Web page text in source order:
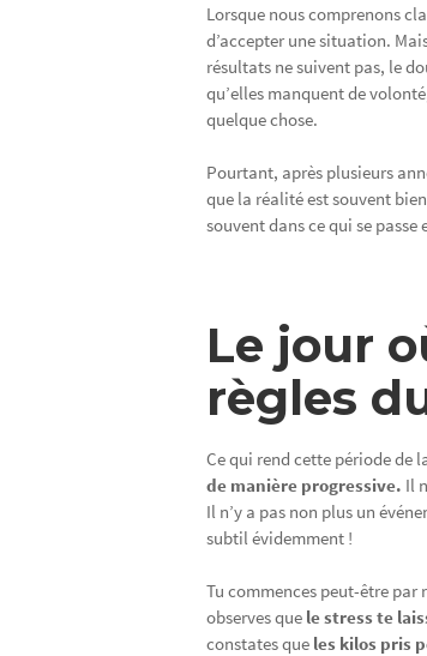
Lorsque nous comprenons
d’accepter une situation.
résultats ne suivent pas, le
qu’elles manquent de
quelque chose.
Pourtant, après plusieurs
que la réalité est souvent
souvent dans ce qui se
Le jour
règles
Ce qui rend cette période de
de manière progressive. Il
Il n’y a pas non plus un
subtil évidemment !
Tu commences peut-être par
observes que le stress te
constates que les kilos pris